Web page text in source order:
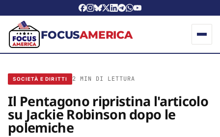
FOCUSAMERICA
SOCIETÀ E DIRITTI 2 MIN DI LETTURA
Il Pentagono ripristina l'articolo
su Jackie Robinson dopo le
polemiche